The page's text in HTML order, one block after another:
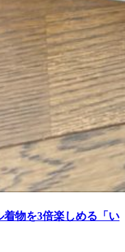
物を3倍楽しめる「い